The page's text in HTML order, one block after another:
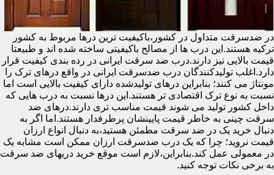
در ضدسرقت متداول در کشور،باکیفیت ترین درها مربوط به کشور
ترکیه هستند.این درب ها از مصالح باکیفیتی ساخته شده اند و طبیعتا
قیمت بالایی نیز دارند.درب ضد سرقت ایرانی در رده بندی کیفیت قرار
دارد.اغلب تولیدکنندگان درب ضدسرقت ایرانی در واقع درهای ترک را
مونتاژ می کنند؛ بنابراین درهای تولیدشده دارای کیفیت بالایی است اما
نسبت به نوع ترک اقتصادی تر هستند.این درها نسبت به درب هایی که
داخل کشور تولید می شوند قیمت مناسب تری دارند.درهای ضد
سرقت چینی به خاطر قیمت پایینشان پرطرفدار هستند.اما اگر به
دنبال خرید یک در ضد سرقت مطمئن هستید،به دنبال انواع ارزان
قیمت نروید؛ چرا که یک درب ضدسرقت ارزان ممکن است مشابه یک
در معمولی عمل کند.بنابراین،لازم است موقع خرید دربهای ضد سرقت
به برخی نکات توجه کنید.